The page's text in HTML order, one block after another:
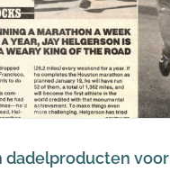
dadelproducten voor